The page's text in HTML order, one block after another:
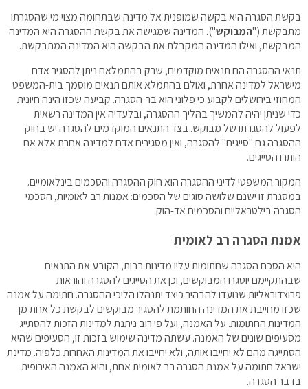
בקשת הסגרה היא בקשה שמופנית אל מדינה שבתחומה מצוי מי שהסגרתו
מתבקשת ("המבוקש"). המדינה שמגישה את בקשת ההסגרה היא המדינה
המבקשת, ואילו המדינה המקבלת את הבקשה היא המדינה המתבקשת.
תנאי ההסגרה הם תנאים מוקדמים, שרק בהתמלאם ניתן להסגיר אדם
מישראל למדינה אחרת, ואולם בהתמלא אותם תנאים מוסמך בית-המשפט
המחוזי בירושלים לקבוע כי פלוני הוא בר-הסגרה. קביעה שכזו הינה חיונית
כדי שניתן יהיה להמשיך בהליך ההסגרה, ובלעדיה אין המדינה רשאית
לפעול להסגרתו של מבוקש. בצד התנאים המוקדמים להסגרה יש בחוק
ההסגרה גם "סייגים" להסגרה, ואין מסגירים אדם למדינה אחרת אלא אם
הותרו הסייגים.
המקור המשפטי לדיני ההסגרה הוא חוק ההסגרה והסכמים בינלאומיים.
במסגרת זו ישנם שלושה סוגים של הסכמים: אמנות רב לאומיות, הסכמי
הסגרה בילטראליים והסכמים אד-הוק.
אמנת הסגרה רב לאומית
היא הסכם הסגרה שחתומות עליו מדינות רבות, הקובע את התנאים
שבהתקיימם יוסגרו המבוקשים, וכן את הסייגים להסגרה והוראות
פרוצדוראליות שנועדו להבהיר כיצד יתנהלו הליכי ההסגרה. חתימה על אמנה
שכזו מחייבת את המדינה החותמת להסגיר מבוקשים לבקשת כל אחת מן
המדינות החתומות. על האמנה, ועל פי רוב ניתנת למדינות הזכות להסתייג
מסעיפים שונים של האמנה. עשתה מדינה שימוש בזכות זו, הסעיפים שהיא
הסתייגה מהם לא יחייבו אותה, ולא יחייבו את המדינות האחרות כלפיה. מדינת
ישראל חתומה על אמנת הסגרה רב לאומית אחת, והיא האמנה האירופית
בדבר הסגרה.